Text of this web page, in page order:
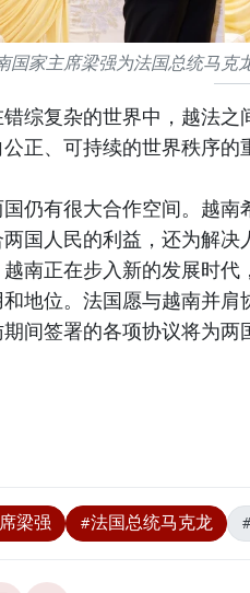
国家主席梁强为法国总统马克
综复杂的世界中，越法
正、可持续的世界秩序的
仍有很大合作空间。越
国人民的利益，还为解决
南正在步入新的发展时
地位。法国愿与越南并
间签署的各项协议将为两
梁强 #法国总统马克龙